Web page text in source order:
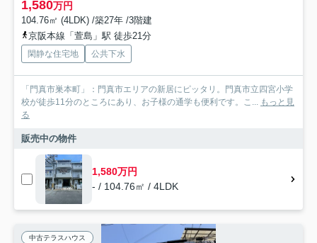
1,580万円
104.76㎡ (4LDK) /築27年 /3階建
京阪本線「萱島」駅 徒歩21分
閑静な住宅地 公共下水
「門真市巣本町」：門真市エリアの新居にピッタリ。門真市立四宮小学
校が徒歩11分のところにあり、お子様の通学も便利です。こ... もっと見
る
販売中の物件
1,580万円
- / 104.76㎡ / 4LDK
中古テラスハウス